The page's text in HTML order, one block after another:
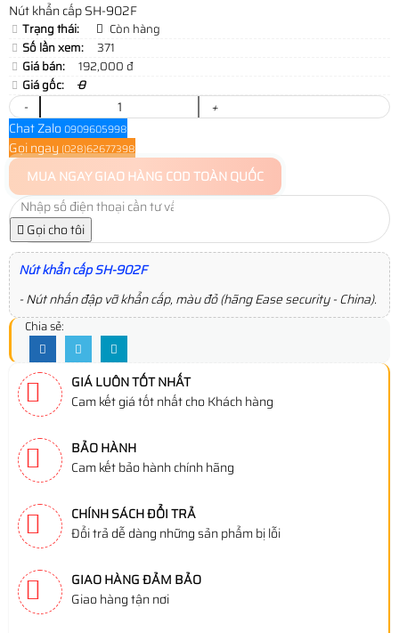
Nút khẩn cấp SH-902F
Trạng thái:
Còn hàng
Số lần xem:
371
Giá bán:
192,000 đ
Giá gốc:
0
-
+
Chat Zalo 0909605998
Gọi ngay (028)62677398
MUA NGAYGIAO HÀNG COD TOÀN QUỐC
Gọi cho tôi
Nút khẩn cấp SH-902F
- Nút nhấn đập vỡ khẩn cấp, màu đỏ (hãng Ease security - China).
Chia sẻ:
GIÁ LUÔN TỐT NHẤT
Cam kết giá tốt nhất cho Khách hàng
BẢO HÀNH
Cam kết bảo hành chính hãng
CHÍNH SÁCH ĐỔI TRẢ
Đổi trả dễ dàng những sản phẩm bị lỗi
GIAO HÀNG ĐẢM BẢO
Giao hàng tận nơi